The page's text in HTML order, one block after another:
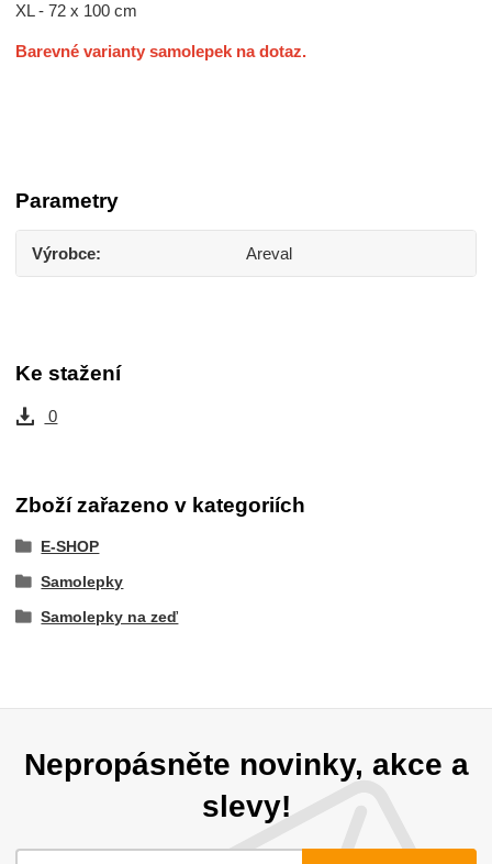
XL - 72 x 100 cm
Barevné varianty samolepek na dotaz.
Parametry
Výrobce Areval
Ke stažení
0
Zboží zařazeno v kategoriích
E-SHOP
Samolepky
Samolepky na zeď
Nepropásněte novinky, akce a
slevy!